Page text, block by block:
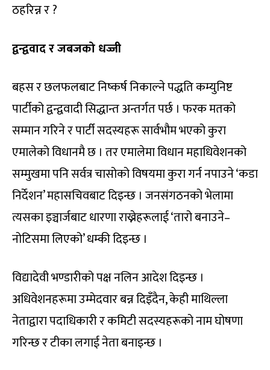
ठहरिन्न र ?
द्वन्द्ववाद र जबजको धज्जी
बहस र छलफलबाट निष्कर्ष निकाल्ने पद्धति कम्युनिष्ट
पार्टीको द्वन्द्ववादी सिद्धान्त अन्तर्गत पर्छ । फरक मतको
सम्मान गरिने र पार्टी सदस्यहरू सार्वभौम भएको कुरा
एमालेको विधानमै छ । तर एमालेमा विधान महाधिवेशनको
सम्मुखमा पनि सर्वत्र चासोको विषयमा कुरा गर्न नपाउने ‘कडा
निर्देशन’ महासचिवबाट दिइन्छ । जनसंगठनको भेलामा
त्यसका इञ्चार्जबाट धारणा राख्नेहरूलाई ‘तारो बनाउने–
नोटिसमा लिएको’ धम्की दिइन्छ ।
विद्यादेवी भण्डारीको पक्ष नलिन आदेश दिइन्छ ।
अधिवेशनहरूमा उम्मेदवार बन्न दिइँदैन, केही माथिल्ला
नेताद्वारा पदाधिकारी र कमिटी सदस्यहरूको नाम घोषणा
गरिन्छ र टीका लगाई नेता बनाइन्छ ।